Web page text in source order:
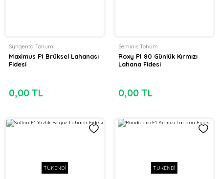
Syngenta Tohum
Maximus F1 Brüksel Lahanası
Fidesi
0,00 TL
Seminis Tohum
Roxy F1 80 Günlük Kırmızı
Lahana Fidesi
0,00 TL
TÜKENDİ TÜKENDİ